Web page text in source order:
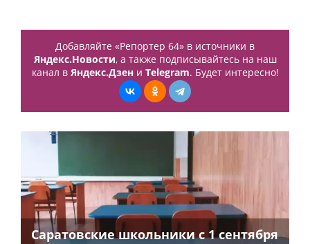
Добавляйте «Репортер 64» в источники в
Яндекс.Новости, а также подписывайтесь на наш
канал в Яндекс.Дзени Telegram. Будет интересно!
Саратовские школьники с 1 сентября